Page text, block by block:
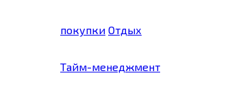
покупки Отдых
Тайм-менеджмент